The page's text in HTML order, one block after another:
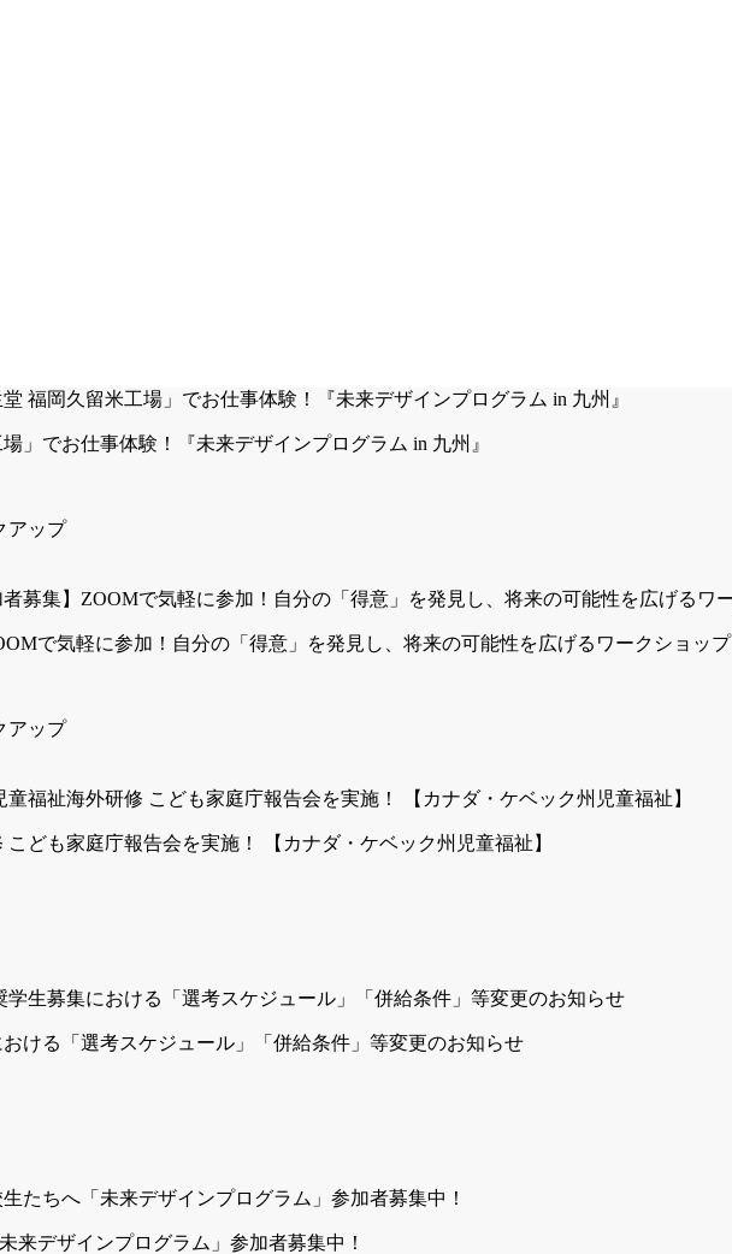
」でお仕事体験！『未来デザインプログラム in 九州』
アップ
で気軽に参加！自分の「得意」を発見し、将来の可能性を広げるワークショップ
アップ
ども家庭庁報告会を実施！ 【カナダ・ケベック州児童福祉】
おける「選考スケジュール」「併給条件」等変更のお知らせ
来デザインプログラム」参加者募集中！